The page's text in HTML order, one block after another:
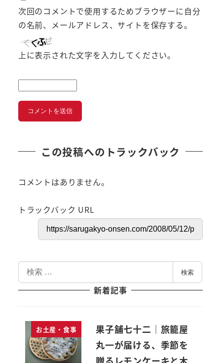
次回のコメントで使用するためブラウザーに自分
の名前、メールアドレス、サイトを保存する。
上に表示された文字を入力してください。
この投稿へのトラックバック
コメントはありません。
トラックバック URL
索
検索
新着記事
お土産・食事
果子舗七十二｜旅籠屋
丸一が届ける、季節を